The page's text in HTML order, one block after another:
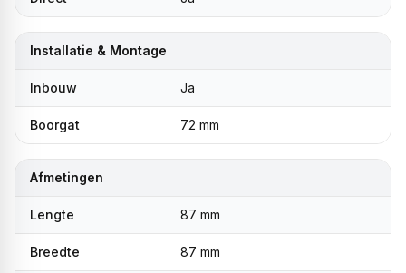
Installatie & Montage
Inbouw Ja
Boorgat 72 mm
Afmetingen
Lengte 87 mm
Breedte 87 mm